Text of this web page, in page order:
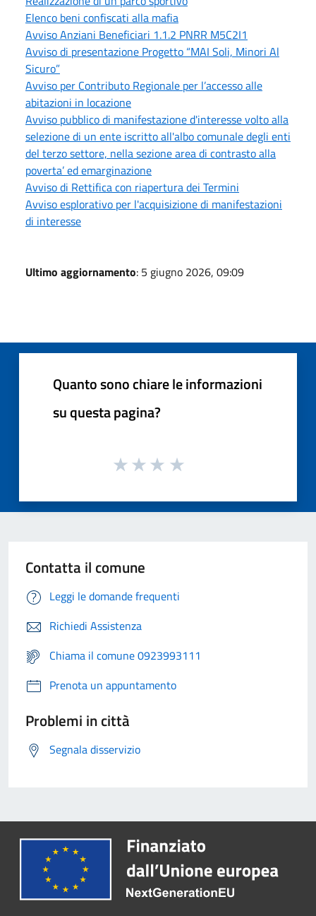
Elenco beni confiscati alla mafia
Avviso Anziani Beneficiari 1.1.2 PNRR M5C2I1
Avviso di presentazione Progetto “MAI Soli, Minori Al
Sicuro”
Avviso per Contributo Regionale per l’accesso alle
abitazioni in locazione
Avviso pubblico di manifestazione d'interesse volto alla
selezione di un ente iscritto all'albo comunale degli enti
del terzo settore, nella sezione area di contrasto alla
poverta’ ed emarginazione
Avviso di Rettifica con riapertura dei Termini
Avviso esplorativo per l'acquisizione di manifestazioni
di interesse
Ultimo aggiornamento: 5 giugno 2026, 09:09
Quanto sono chiare le informazioni
su questa pagina?
Contatta il comune
Leggi le domande frequenti
Richiedi Assistenza
Chiama il comune 0923993111
Prenota un appuntamento
Problemi in città
Segnala disservizio